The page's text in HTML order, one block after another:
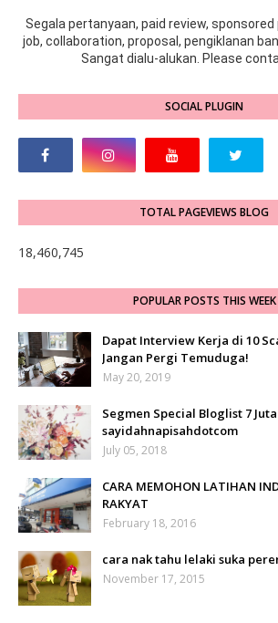
Segala pertanyaan, paid review,
job, collaboration, proposal, pengiklanan
Sangat dialu-alukan. Please
SOCIAL PLUGIN
TOTAL PAGEVIEWS BLOG
18,460,745
POPULAR POSTS THIS WEEK
Dapat Interview Kerja di 10
Jangan Pergi Temuduga!
May 20, 2019
Segmen Special Bloglist 7
sayidahnapisahdotcom
July 05, 2018
CARA MEMOHON LATIHAN
RAKYAT
February 18, 2016
cara nak tahu lelaki suka
November 17, 2015